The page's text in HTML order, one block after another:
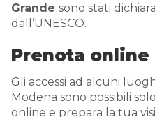
Grande sono stati
dall’UNESCO.
Prenota
Gli accessi ad alcuni
Modena sono possibili
online e prepara la tua